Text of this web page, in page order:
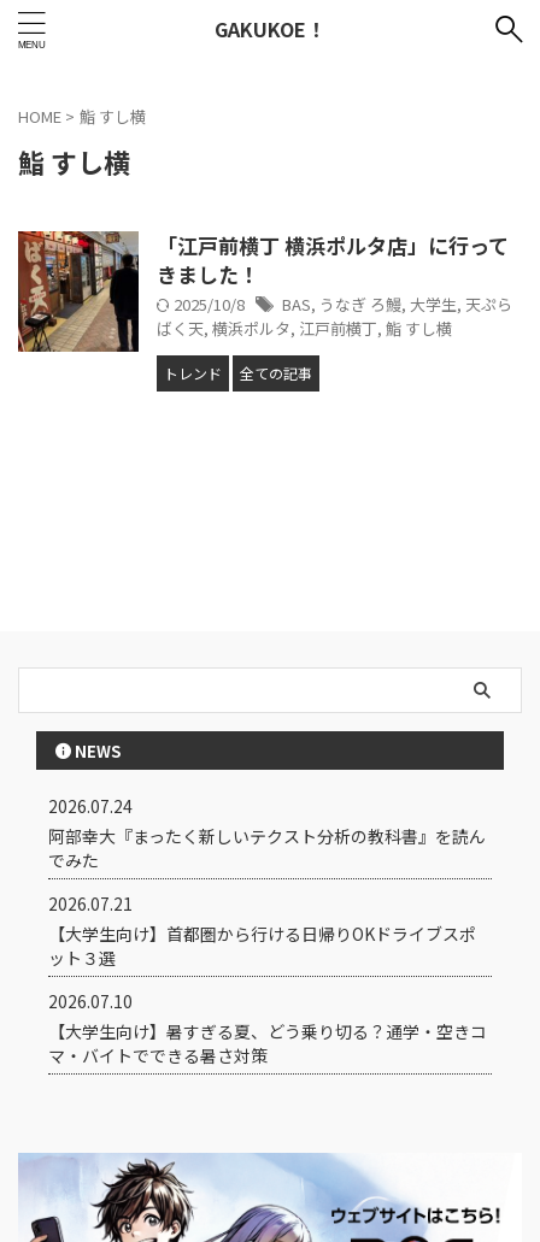
GAKUKOE！
HOME > 鮨 すし横
鮨 すし横
「江戸前横丁 横浜ポルタ店」に行って
きました！
2025/10/8 BAS, うなぎ ろ鰻, 大学生, 天ぷら
ばく天, 横浜ポルタ, 江戸前横丁, 鮨 すし横
トレンド 全ての記事
NEWS
2026.07.24
阿部幸大『まったく新しいテクスト分析の教科書』を読ん
でみた
2026.07.21
【大学生向け】首都圏から行ける日帰りOKドライブスポ
ット３選
2026.07.10
【大学生向け】暑すぎる夏、どう乗り切る？通学・空きコ
マ・バイトでできる暑さ対策